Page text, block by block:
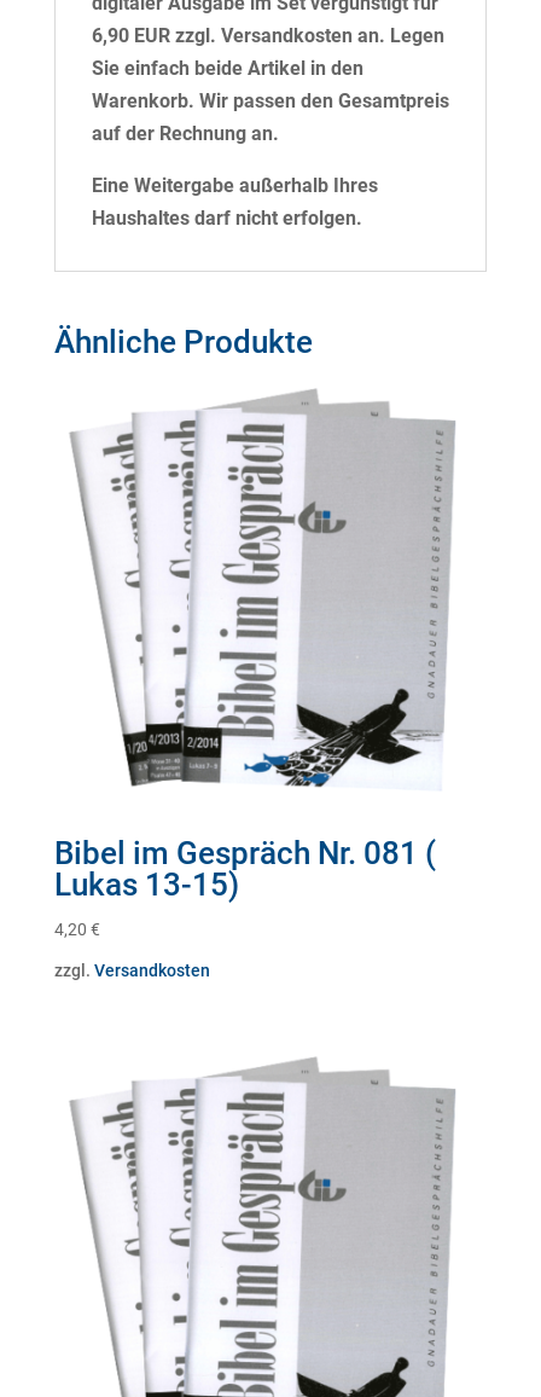
6,90 EUR zzgl. Versandkosten an. Legen
Sie einfach beide Artikel in den
Warenkorb. Wir passen den Gesamtpreis
auf der Rechnung an.
Eine Weitergabe außerhalb Ihres
Haushaltes darf nicht erfolgen.
Ähnliche Produkte
Bibel im Gespräch Nr. 081 (
Lukas 13-15)
4,20 €
zzgl. Versandkosten